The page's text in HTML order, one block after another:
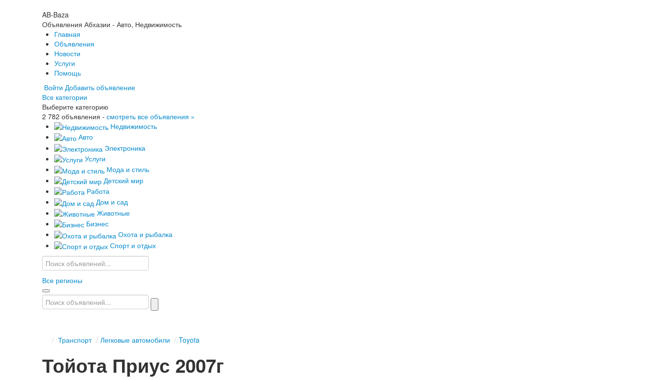
AB-Baza
Объявления Абхазии - Авто, Недвижимость
Главная
Объявления
Новости
Услуги
Помощь
Войти Добавить объявление
Все категории
Выберите категорию
2 782 объявления - смотреть все объявления »
Недвижимость
Авто
Электроника
Услуги
Мода и стиль
Детский мир
Работа
Дом и сад
Животные
Бизнес
Охота и рыбалка
Спорт и отдых
Все регионы
/ Транспорт / Легковые автомобили / Toyota
Тойота Приус 2007г